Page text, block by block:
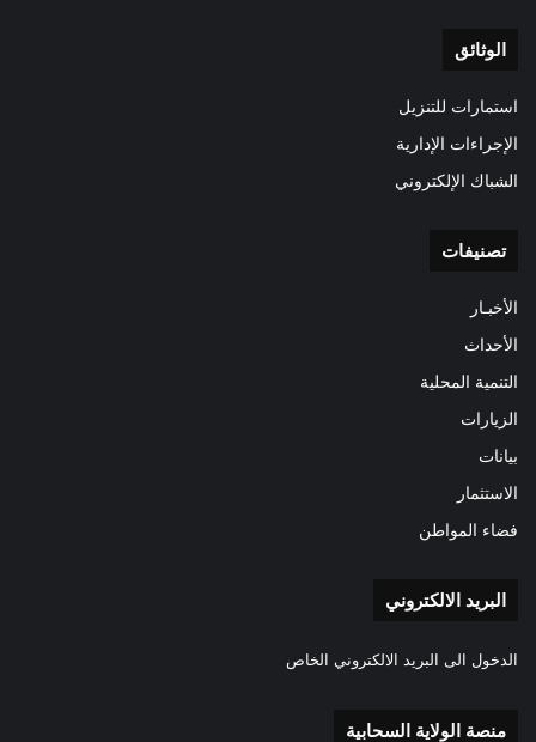
الوثائق
استمارات للتنزيل
الإجراءات الإدارية
الشباك الإلكتروني
تصنيفات
الأخبـار
الأحداث
التنمية المحلية
الزيارات
بيانات
الاستثمار
فضاء المواطن
البريد الالكتروني
الدخول الى البريد الالكتروني الخاص
منصة الولاية السحابية